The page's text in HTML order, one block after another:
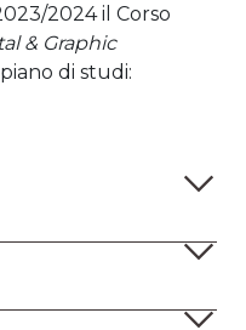
2024 il Corso
& Graphic
di studi: